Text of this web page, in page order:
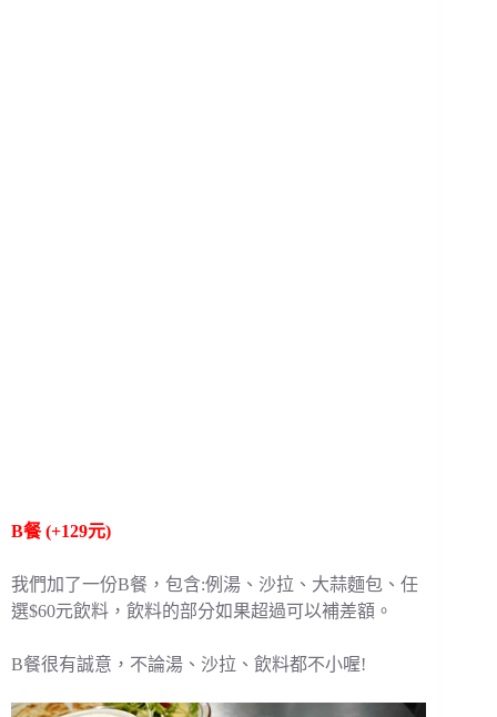
B餐 (+129元)
我們加了一份B餐，包含:例湯、沙拉、大蒜麵包、任
選$60元飲料，飲料的部分如果超過可以補差額。
B餐很有誠意，不論湯、沙拉、飲料都不小喔!